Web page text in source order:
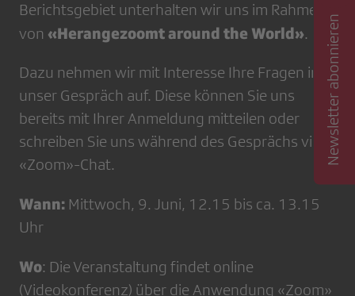
Berichtsgebiet unterhalten wir uns im Rahmen
von «Herangezoomt around the World».
Dazu nehmen wir mit Interesse Ihre Fragen in
unser Gespräch auf. Diese können Sie uns
bereits mit Ihrer Anmeldung mitteilen oder
schreiben Sie uns während des Gesprächs via
«Zoom»-Chat.
Wann: Mittwoch, 9. Juni, 12.15 bis ca. 13.15
Uhr
Wo: Die Veranstaltung findet online
(Videokonferenz) über die Anwendung «Zoom»
Newsletter abonnieren